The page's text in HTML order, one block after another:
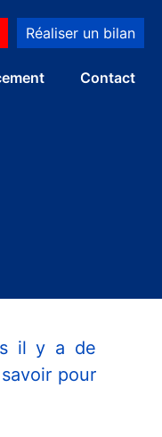
Réaliser un bilan
Contact
il y a de
pour